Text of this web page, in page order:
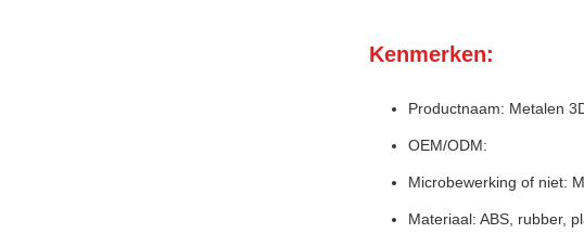
Kenmerken:
Productnaam: Metalen
OEM/ODM:
Microbewerking of niet:
Materiaal: ABS, rubber,